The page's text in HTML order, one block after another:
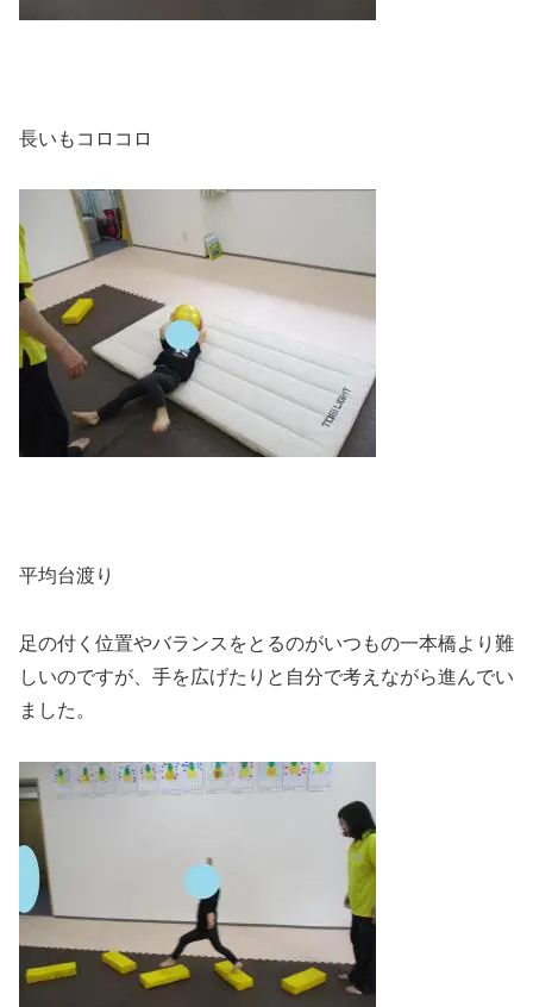
長いもコロコロ
平均台渡り
足の付く位置やバランスをとるのがいつもの一本橋より難
しいのですが、手を広げたりと自分で考えながら進んでい
ました。